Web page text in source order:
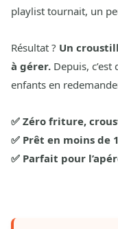
playlist tournait, un
Résultat ? Un
à gérer.Depuis, c’est
enfants en
✅ Zéro friture,
✅ Prêt en moins de
✅ Parfait pour